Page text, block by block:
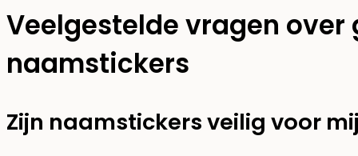
Veelgestelde vragen
naamstickers
Zijn naamstickers veilig voor